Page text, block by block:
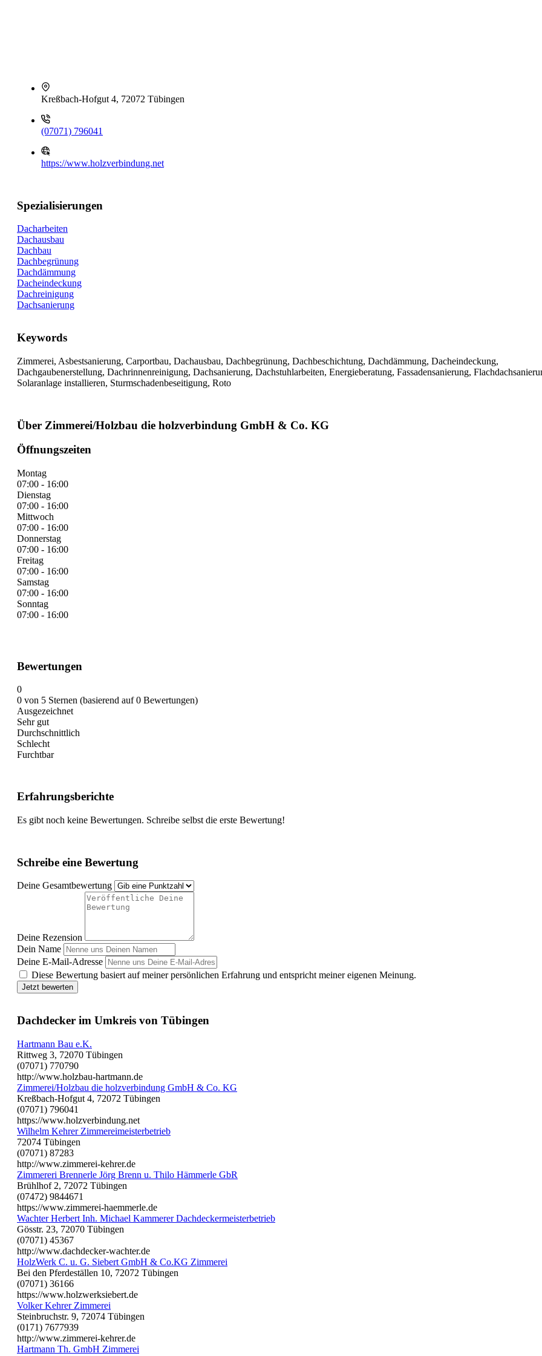
Kreßbach-Hofgut 4, 72072 Tübingen
(07071) 796041
https://www.holzverbindung.net
Spezialisierungen
Dacharbeiten
Dachausbau
Dachbau
Dachbegrünung
Dachdämmung
Dacheindeckung
Dachreinigung
Dachsanierung
Keywords
Zimmerei, Asbestsanierung, Carportbau, Dachausbau, Dachbegrünung, Dachbeschichtung, Dachdämmung, Dacheindeckung,
Dachgaubenerstellung, Dachrinnenreinigung, Dachsanierung, Dachstuhlarbeiten, Energieberatung, Fassadensanierung,
Solaranlage installieren, Sturmschadenbeseitigung, Roto
Über Zimmerei/Holzbau die holzverbindung GmbH & Co. KG
Öffnungszeiten
Montag
07:00 - 16:00
Dienstag
07:00 - 16:00
Mittwoch
07:00 - 16:00
Donnerstag
07:00 - 16:00
Freitag
07:00 - 16:00
Samstag
07:00 - 16:00
Sonntag
07:00 - 16:00
Bewertungen
0
0 von 5 Sternen (basierend auf 0 Bewertungen)
Ausgezeichnet
Sehr gut
Durchschnittlich
Schlecht
Furchtbar
Erfahrungsberichte
Es gibt noch keine Bewertungen. Schreibe selbst die erste Bewertung!
Schreibe eine Bewertung
Deine Gesamtbewertung
Deine Rezension
Dein Name
Deine E-Mail-Adresse
Diese Bewertung basiert auf meiner persönlichen Erfahrung und entspricht meiner eigenen Meinung.
Jetzt bewerten
Dachdecker im Umkreis von Tübingen
Hartmann Bau e.K.
Rittweg 3, 72070 Tübingen
(07071) 770790
http://www.holzbau-hartmann.de
Zimmerei/Holzbau die holzverbindung GmbH & Co. KG
Kreßbach-Hofgut 4, 72072 Tübingen
(07071) 796041
https://www.holzverbindung.net
Wilhelm Kehrer Zimmereimeisterbetrieb
72074 Tübingen
(07071) 87283
http://www.zimmerei-kehrer.de
Zimmereri Brennerle Jörg Brenn u. Thilo Hämmerle GbR
Brühlhof 2, 72072 Tübingen
(07472) 9844671
https://www.zimmerei-haemmerle.de
Wachter Herbert Inh. Michael Kammerer Dachdeckermeisterbetrieb
Gösstr. 23, 72070 Tübingen
(07071) 45367
http://www.dachdecker-wachter.de
HolzWerk C. u. G. Siebert GmbH & Co.KG Zimmerei
Bei den Pferdeställen 10, 72072 Tübingen
(07071) 36166
https://www.holzwerksiebert.de
Volker Kehrer Zimmerei
Steinbruchstr. 9, 72074 Tübingen
(0171) 7677939
http://www.zimmerei-kehrer.de
Hartmann Th. GmbH Zimmerei